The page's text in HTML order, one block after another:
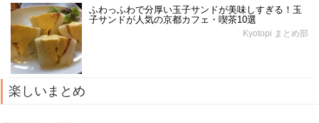
ふわっふわで分厚い玉子サンドが美味しすぎる！玉
子サンドが人気の京都カフェ・喫茶10選
Kyotopi まとめ部
楽しいまとめ